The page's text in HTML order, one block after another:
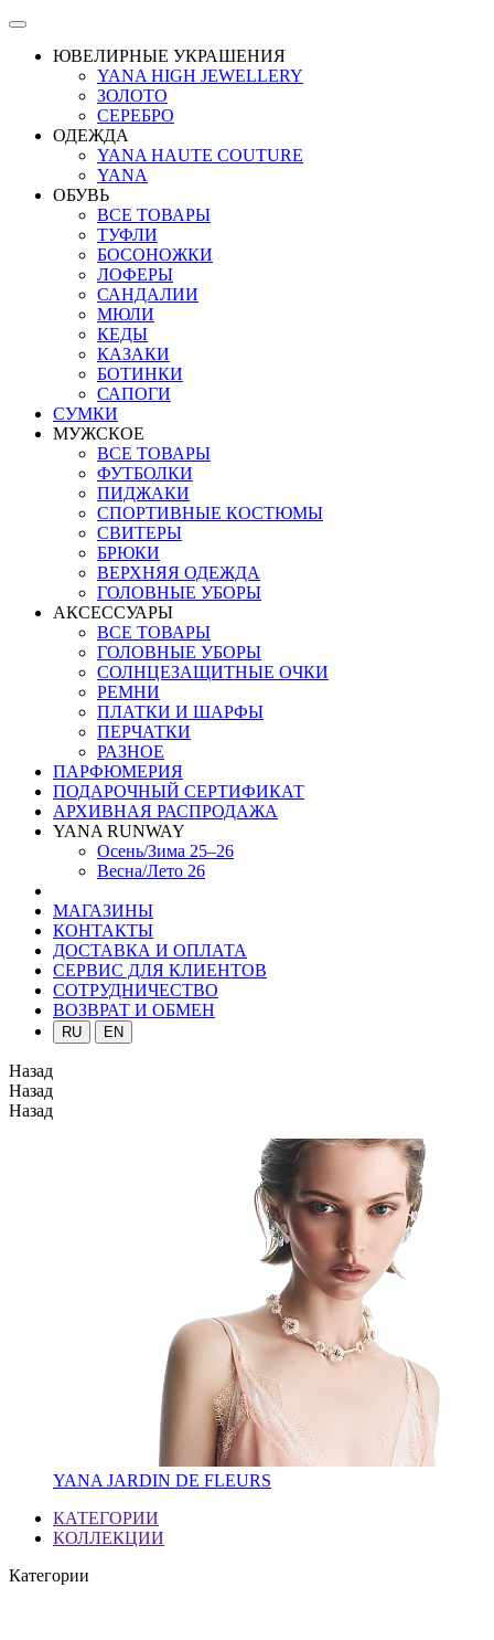
ЮВЕЛИРНЫЕ УКРАШЕНИЯ
YANA HIGH JEWELLERY
ЗОЛОТО
СЕРЕБРО
ОДЕЖДА
YANA HAUTE COUTURE
YANA
ОБУВЬ
ВСЕ ТОВАРЫ
ТУФЛИ
БОСОНОЖКИ
ЛОФЕРЫ
САНДАЛИИ
МЮЛИ
КЕДЫ
КАЗАКИ
БОТИНКИ
САПОГИ
СУМКИ
МУЖСКОЕ
ВСЕ ТОВАРЫ
ФУТБОЛКИ
ПИДЖАКИ
СПОРТИВНЫЕ КОСТЮМЫ
СВИТЕРЫ
БРЮКИ
ВЕРХНЯЯ ОДЕЖДА
ГОЛОВНЫЕ УБОРЫ
АКСЕССУАРЫ
ВСЕ ТОВАРЫ
ГОЛОВНЫЕ УБОРЫ
СОЛНЦЕЗАЩИТНЫЕ ОЧКИ
РЕМНИ
ПЛАТКИ И ШАРФЫ
ПЕРЧАТКИ
РАЗНОЕ
ПАРФЮМЕРИЯ
ПОДАРОЧНЫЙ СЕРТИФИКАТ
АРХИВНАЯ РАСПРОДАЖА
YANA RUNWAY
Осень/Зима 25–26
Весна/Лето 26
МАГАЗИНЫ
КОНТАКТЫ
ДОСТАВКА И ОПЛАТА
СЕРВИС ДЛЯ КЛИЕНТОВ
СОТРУДНИЧЕСТВО
ВОЗВРАТ И ОБМЕН
RU EN
Назад
Назад
Назад
YANA JARDIN DE FLEURS
КАТЕГОРИИ
КОЛЛЕКЦИИ
Категории